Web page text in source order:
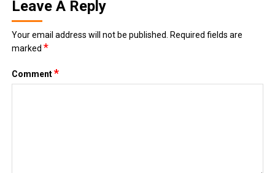
Leave A Reply
Your email address will not be published.
Required fields are
marked*
Comment*